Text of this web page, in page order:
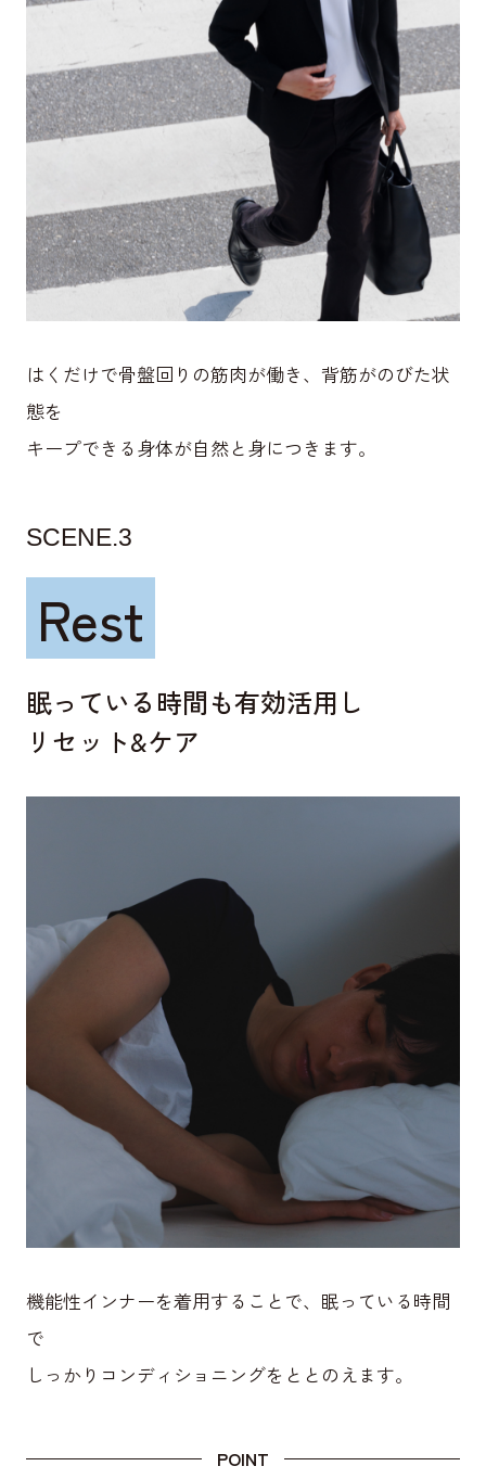
はくだけで骨盤回りの筋肉が働き、背筋がのびた状
態を
キープできる身体が自然と身につきます。
SCENE.3
Rest
眠っている時間も有効活用し
リセット&ケア
機能性インナーを着用することで、眠っている時間
で
しっかりコンディショニングをととのえます。
POINT